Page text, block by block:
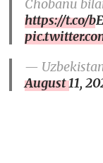
Chobanu
https://t.co/
—
August 11,